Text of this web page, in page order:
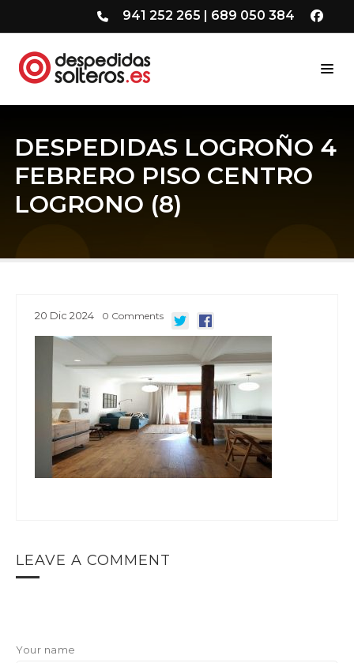
941 252 265 | 689 050 384
DESPEDIDAS LOGROÑO 4
FEBRERO PISO CENTRO
LOGRONO (8)
20 Dic 2024 0 Comments
LEAVE A COMMENT
Your name